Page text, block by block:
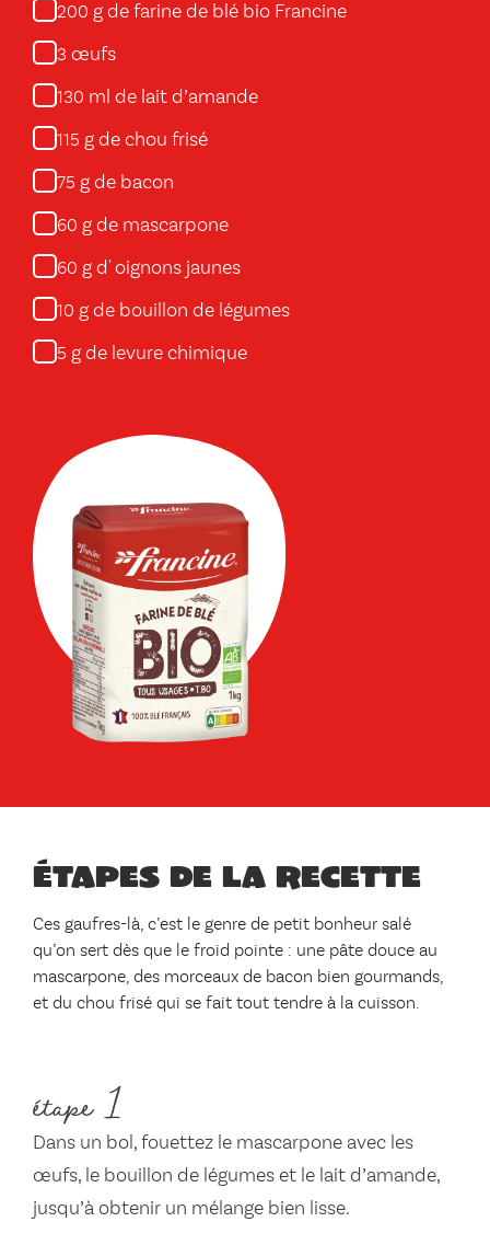
200 g de farine de blé bio Francine
3 œufs
130 ml de lait d’amande
115 g de chou frisé
75 g de bacon
60 g de mascarpone
60 g d' oignons jaunes
10 g de bouillon de légumes
5 g de levure chimique
Étapes de la recette
Ces gaufres-là, c’est le genre de petit bonheur salé
qu’on sert dès que le froid pointe : une pâte douce au
mascarpone, des morceaux de bacon bien gourmands,
et du chou frisé qui se fait tout tendre à la cuisson.
étape 1
Dans un bol, fouettez le mascarpone avec les
œufs, le bouillon de légumes et le lait d’amande,
jusqu’à obtenir un mélange bien lisse.